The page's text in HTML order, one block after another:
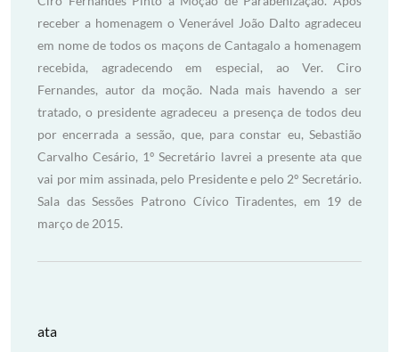
receber a homenagem o Venerável João Dalto agradeceu
em nome de todos os maçons de Cantagalo a homenagem
recebida, agradecendo em especial, ao Ver. Ciro
Fernandes, autor da moção. Nada mais havendo a ser
tratado, o presidente agradeceu a presença de todos deu
por encerrada a sessão, que, para constar eu, Sebastião
Carvalho Cesário, 1º Secretário lavrei a presente ata que
vai por mim assinada, pelo Presidente e pelo 2º Secretário.
Sala das Sessões Patrono Cívico Tiradentes, em 19 de
março de 2015.
ata